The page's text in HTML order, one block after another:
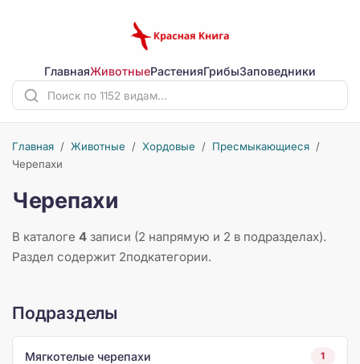
ГлавнаяЖивотныеРастенияГрибыЗаповедники
Главная / Животные / Хордовые / Пресмыкающиеся /
Черепахи
Черепахи
В каталоге 4 записи (2 напрямую и 2 в подразделах).
Раздел содержит 2подкатегории.
Подразделы
Мягкотелые черепахи 1